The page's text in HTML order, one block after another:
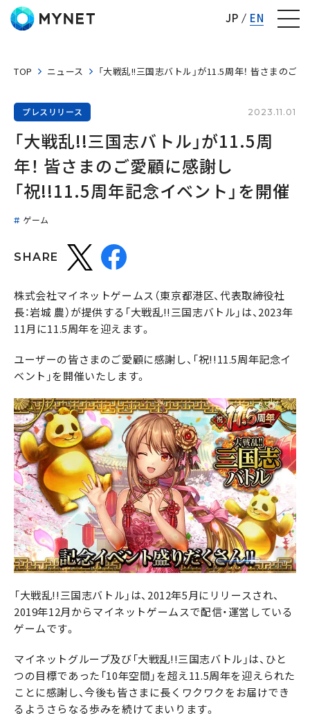
JP EN
TOP ニュース 「大戦乱!!三国志バトル」が11.5周年！ 皆さまのご
プレスリリース 2023.11.01
「大戦乱!!三国志バトル」が11.5周
年！ 皆さまのご愛顧に感謝し
「祝!!11.5周年記念イベント」を開催
ゲーム
SHARE
株式会社マイネットゲームス（東京都港区、代表取締役社
長：岩城 農）が提供する「大戦乱!!三国志バトル」は、2023年
11月に11.5周年を迎えます。
ユーザーの皆さまのご愛顧に感謝し、「祝!!11.5周年記念イ
ベント」を開催いたします。
「大戦乱!!三国志バトル」は、2012年5月にリリースされ、
2019年12月からマイネットゲームスで配信・運営している
ゲームです。
マイネットグループ及び「大戦乱!!三国志バトル」は、ひと
つの目標であった「10年空間」を超え11.5周年を迎えられた
ことに感謝し、今後も皆さまに長くワクワクをお届けでき
るようさらなる歩みを続けてまいります。